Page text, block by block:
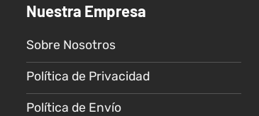
opciones
pueden
elegir
en
la
Nuestra Empresa
Sobre Nosotros
Política de Privacidad
Política de Envío